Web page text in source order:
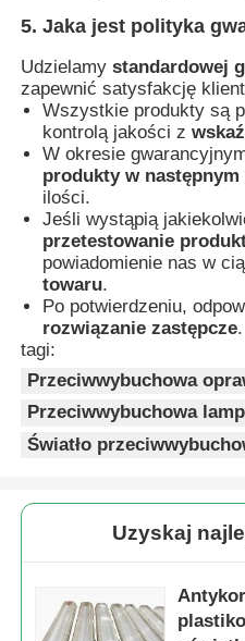
5. Jaka jest polityka
Udzielamystandardowej
zapewnić satysfakcję
Wszystkie produkty są
kontrolą jakości z
W okresie
produkty w
ilości.
Jeśli wystąpią
przetestowanie
powiadomienie nas w
towaru.
Po potwierdzeniu,
rozwiązanie zastępcze.
tagi:
Przeciwwybuchowa
Przeciwwybuchowa
Światło
Uzyskaj